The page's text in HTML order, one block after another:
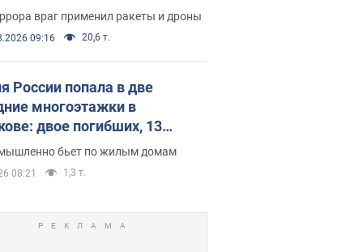
Фото и видео
враг применил ракеты и дроны
09:16 20,6 т.
России попала в две
многоэтажки в
двое погибших, 13
бьет по жилым домам
08:21 1,3 т.